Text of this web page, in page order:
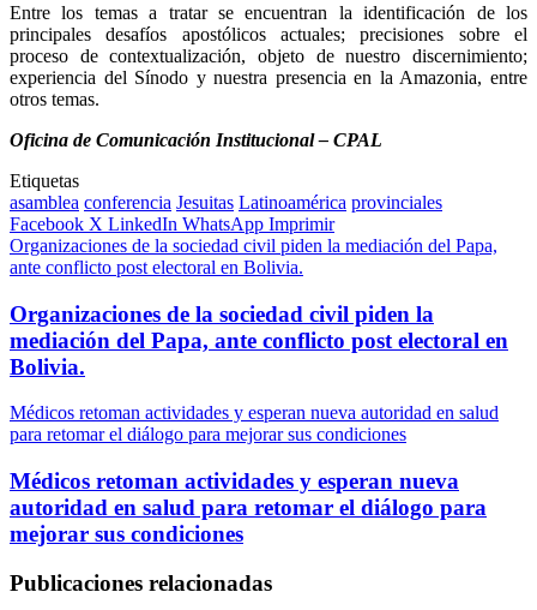
Entre los temas a tratar se encuentran la identificación de los
principales desafíos apostólicos actuales; precisiones sobre el
proceso de contextualización, objeto de nuestro discernimiento;
experiencia del Sínodo y nuestra presencia en la Amazonia, entre
otros temas.
Oficina de Comunicación Institucional – CPAL
Etiquetas
asamblea conferencia Jesuitas Latinoamérica provinciales
Facebook X LinkedIn WhatsApp Imprimir
Organizaciones de la sociedad civil piden la mediación del Papa,
ante conflicto post electoral en Bolivia.
Organizaciones de la sociedad civil piden la
mediación del Papa, ante conflicto post electoral en
Bolivia.
Médicos retoman actividades y esperan nueva autoridad en salud
para retomar el diálogo para mejorar sus condiciones
Médicos retoman actividades y esperan nueva
autoridad en salud para retomar el diálogo para
mejorar sus condiciones
Publicaciones relacionadas